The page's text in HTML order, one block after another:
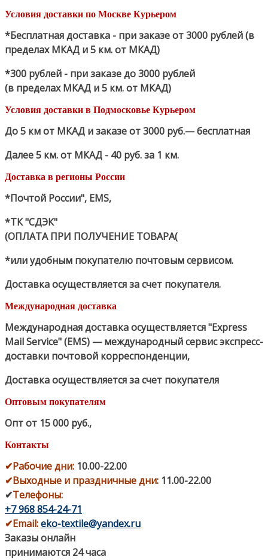
Условия доставки по Москве Курьером
*Бесплатная доставка - при заказе от 3000 рублей (в
пределах МКАД и 5 км. от МКАД)
*300 рублей - при заказе до 3000 рублей
(в пределах МКАД и 5 км. от МКАД)
Условия доставки в Подмосковье Курьером
До 5 км от МКАД и заказе от 3000 руб.— бесплатная
Далее 5 км. от МКАД - 40 руб. за 1 км.
Доставка в регионы России
*Почтой России", EMS,
*ТК "СДЭК"
(ОПЛАТА ПРИ ПОЛУЧЕНИЕ ТОВАРА(
*или удобным покупателю почтовым сервисом.
Доставка осуществляется за счет покупателя.
Международная доставка
Международная доставка осуществляется "Express
Mail Service" (EMS) — международный сервис экспресс-
доставки почтовой корреспонденции,
Доставка осуществляется за счет покупателя
Оптовым покупателям
Опт от 15 000 руб.,
Контакты
✔Рабочие дни: 10.00-22.00
✔Выходные и праздничные дни: 11.00-22.00
✔Телефоны:
+7 968 854-24-71
✔Email:eko-textile@yandex.ru
Заказы онлайн
принимаются 24 часа